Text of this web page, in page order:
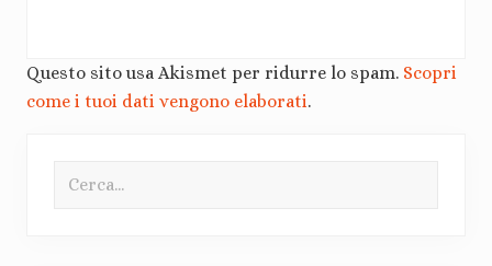
Questo sito usa Akismet per ridurre lo spam. Scopri
come i tuoi dati vengono elaborati.
Cerca...